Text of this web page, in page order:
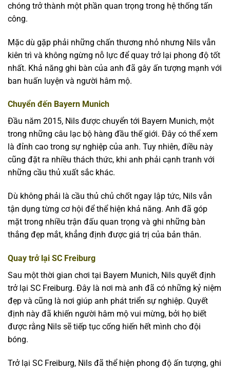
chóng trở thành một phần quan trọng trong hệ thống tấn
công.
Mặc dù gặp phải những chấn thương nhỏ nhưng Nils vẫn
kiên trì và không ngừng nỗ lực để quay trở lại phong độ tốt
nhất. Khả năng ghi bàn của anh đã gây ấn tượng mạnh với
ban huấn luyện và người hâm mộ.
Chuyển đến Bayern Munich
Đầu năm 2015, Nils được chuyển tới Bayern Munich, một
trong những câu lạc bộ hàng đầu thế giới. Đây có thể xem
là đỉnh cao trong sự nghiệp của anh. Tuy nhiên, điều này
cũng đặt ra nhiều thách thức, khi anh phải cạnh tranh với
những cầu thủ xuất sắc khác.
Dù không phải là cầu thủ chủ chốt ngay lập tức, Nils vẫn
tận dụng từng cơ hội để thể hiện khả năng. Anh đã góp
mặt trong nhiều trận đấu quan trọng và ghi những bàn
thắng đẹp mắt, khẳng định được giá trị của bản thân.
Quay trở lại SC Freiburg
Sau một thời gian chơi tại Bayern Munich, Nils quyết định
trở lại SC Freiburg. Đây là nơi mà anh đã có những kỷ niệm
đẹp và cũng là nơi giúp anh phát triển sự nghiệp. Quyết
định này đã khiến người hâm mộ vui mừng, bởi họ biết
được rằng Nils sẽ tiếp tục cống hiến hết mình cho đội
bóng.
Trở lại SC Freiburg, Nils đã thể hiện phong độ ấn tượng, ghi